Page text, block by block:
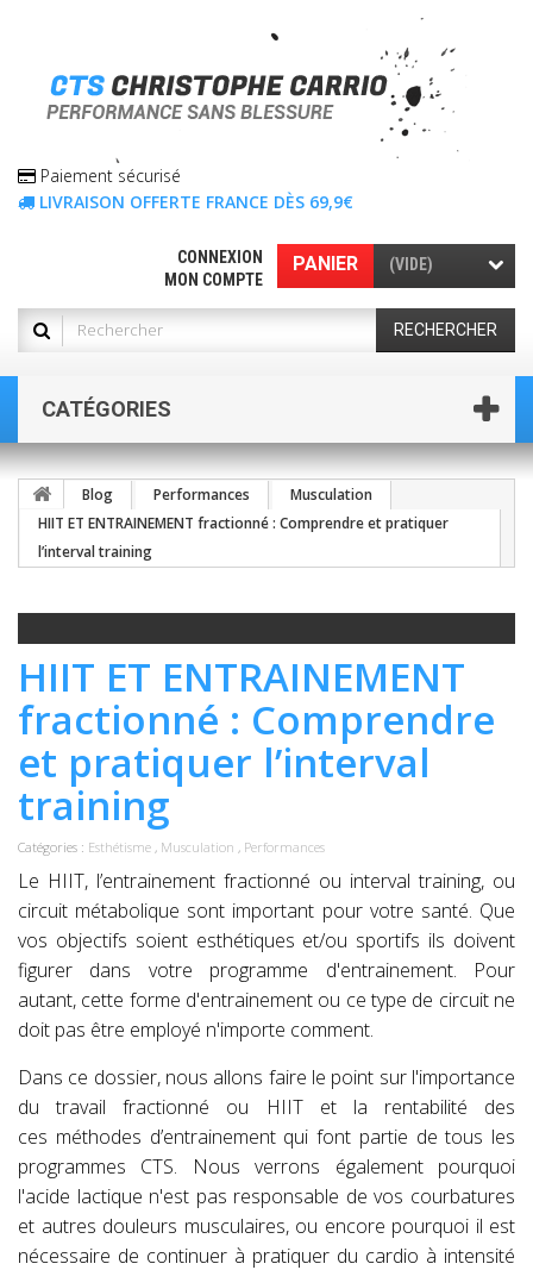
Paiement sécurisé
LIVRAISON OFFERTE FRANCE DÈS 69,9€
PANIER (VIDE)
CONNEXION
MON COMPTE
RECHERCHER
CATÉGORIES
Blog Performances
Musculation
HIIT ET ENTRAINEMENT fractionné : Comprendre et pratiquer
l’interval training
HIIT ET ENTRAINEMENT
fractionné : Comprendre
et pratiquer l’interval
training
Catégories : Esthétisme , Musculation , Performances
Le HIIT, l’entrainement fractionné ou interval training, ou
circuit métabolique sont important pour votre santé. Que
vos objectifs soient esthétiques et/ou sportifs ils doivent
figurer dans votre programme d'entrainement. Pour
autant, cette forme d'entrainement ou ce type de circuit ne
doit pas être employé n'importe comment.
Dans ce dossier, nous allons faire le point sur l'importance
du travail fractionné ou HIIT et la rentabilité des
ces méthodes d’entrainement qui font partie de tous les
programmes CTS. Nous verrons également pourquoi
l'acide lactique n'est pas responsable de vos courbatures
et autres douleurs musculaires, ou encore pourquoi il est
nécessaire de continuer à pratiquer du cardio à intensité